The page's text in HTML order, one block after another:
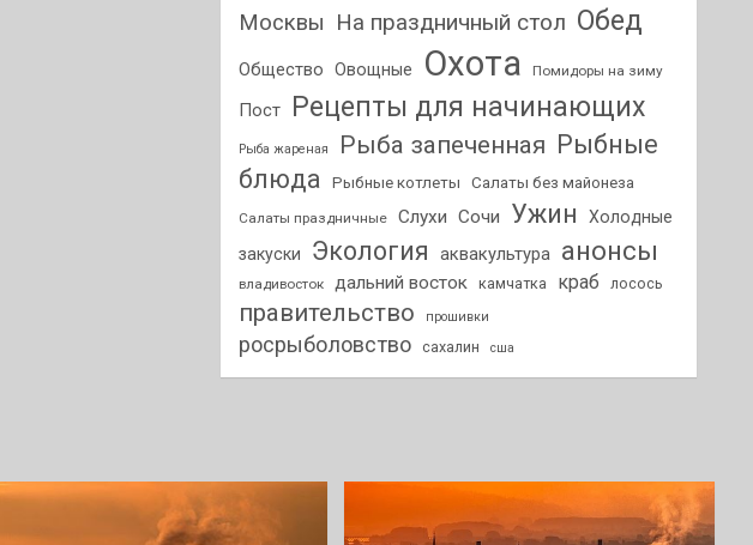
Москвы На праздничный стол Обед
Общество Овощные Охота Помидоры на зиму
Пост Рецепты для начинающих
Рыба жареная Рыба запеченная Рыбные
блюда
Рыбные котлеты Салаты без майонеза
Салаты праздничные Слухи Сочи Ужин
Холодные
закуски
Экология аквакультура анонсы
владивосток дальний восток камчатка краб лосось
правительство прошивки
росрыболовство сахалин сша